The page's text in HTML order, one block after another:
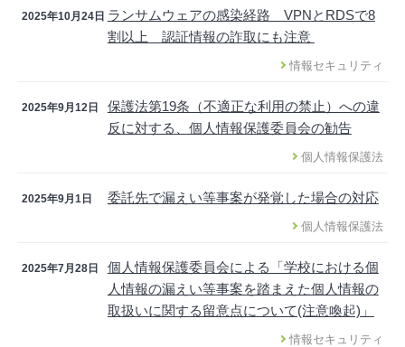
2025年10月24日 ランサムウェアの感染経路 VPNとRDSで8
割以上 認証情報の詐取にも注意
情報セキュリティ
2025年9月12日
保護法第19条（不適正な利用の禁止）への違
反に対する、個人情報保護委員会の勧告
個人情報保護法
2025年9月1日 委託先で漏えい等事案が発覚した場合の対応
個人情報保護法
2025年7月28日
個人情報保護委員会による「学校における個
人情報の漏えい等事案を踏まえた個人情報の
取扱いに関する留意点について(注意喚起)」
情報セキュリティ